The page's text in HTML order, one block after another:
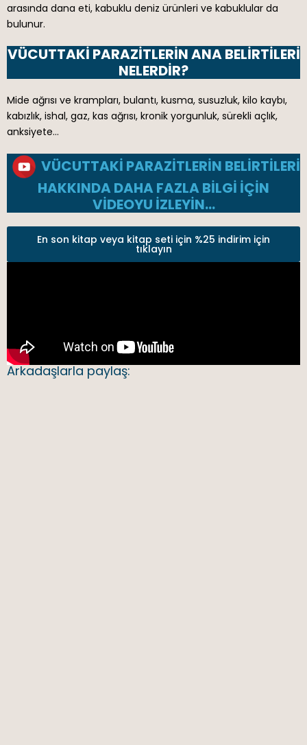
arasında dana eti, kabuklu deniz ürünleri ve kabuklular da
bulunur.
VÜCUTTAKI PARAZITLERIN ANA BELIRTILERI
NELERDIR?
Mide ağrısı ve krampları, bulantı, kusma, susuzluk, kilo kaybı,
kabızlık, ishal, gaz, kas ağrısı, kronik yorgunluk, sürekli açlık,
anksiyete…
VÜCUTTAKI PARAZITLERIN BELIRTILERI
HAKKINDA DAHA FAZLA BILGI IÇIN
VIDEOYU IZLEYIN…
En son kitap veya kitap seti için %25 indirim için
tıklayın
Arkadaşlarla paylaş: